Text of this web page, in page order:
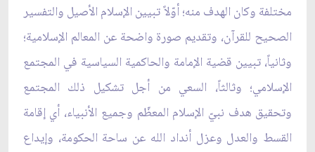
مختلفة وكان الهدف منه؛ أوّلاً تبيين الإسلام الأصيل والتفسير
الصحيح للقرآن، وتقديم صورة واضحة عن المعالم الإسلامية؛
وثانياً، تبيين قضية الإمامة والحاكمية السياسية في المجتمع
الإسلامي؛ وثالثاً، السعي من أجل تشكيل ذلك المجتمع
وتحقيق هدف نبيّ الإسلام المعظّم وجميع الأنبياء، أي إقامة
القسط والعدل وعزل أنداد الله عن ساحة الحكومة، وإيداع